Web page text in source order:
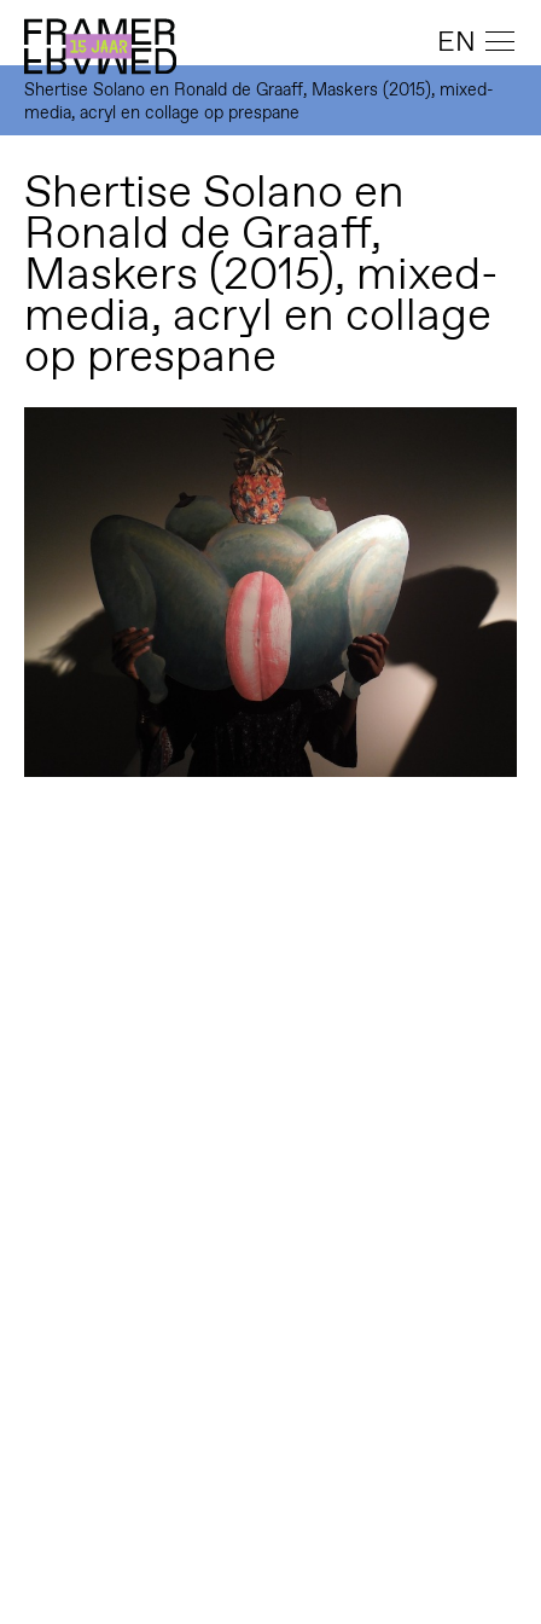
EN
Shertise Solano en Ronald de Graaff, Maskers (2015), mixed-
media, acryl en collage op prespane
Shertise Solano en
Ronald de Graaff,
Maskers (2015), mixed-
media, acryl en collage
op prespane